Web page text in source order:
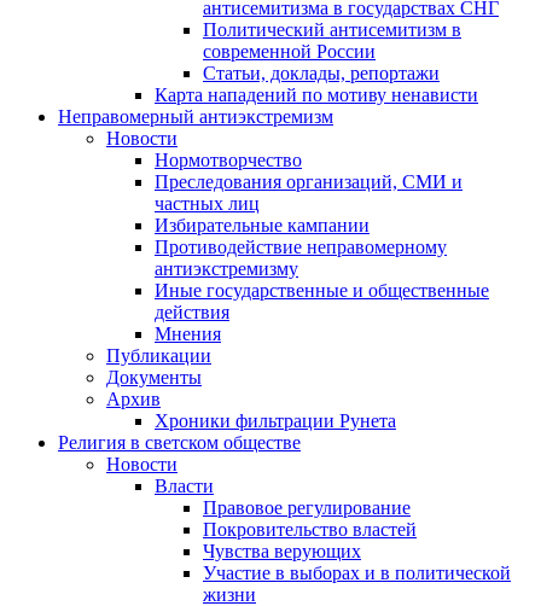
антисемитизма в государствах СНГ
Политический антисемитизм в
современной России
Статьи, доклады, репортажи
Карта нападений по мотиву ненависти
Неправомерный антиэкстремизм
Новости
Нормотворчество
Преследования организаций, СМИ и
частных лиц
Избирательные кампании
Противодействие неправомерному
антиэкстремизму
Иные государственные и общественные
действия
Мнения
Публикации
Документы
Архив
Хроники фильтрации Рунета
Религия в светском обществе
Новости
Власти
Правовое регулирование
Покровительство властей
Чувства верующих
Участие в выборах и в политической
жизни